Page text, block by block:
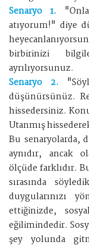
Senaryo 1.
atıyorum!" diye
birbirinizi
ayrılıyorsunuz.
Senaryo 2.
düşünürsünüz.
hissedersiniz.
Utanmış
Bu senaryolarda,
aynıdır, ancak
ölçüde farklıdır.
sırasında
duygularınızı
ettiğinizde,
eğilimindedir.
şey yolunda